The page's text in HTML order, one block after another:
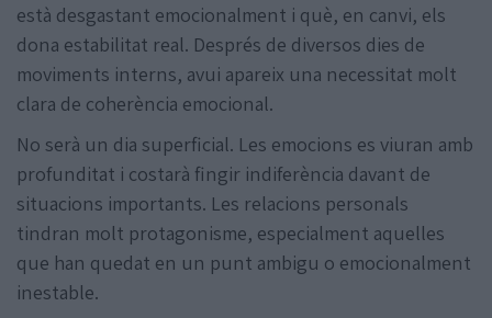
està desgastant emocionalment i què, en canvi, els
dona estabilitat real. Després de diversos dies de
moviments interns, avui apareix una necessitat molt
clara de coherència emocional.
No serà un dia superficial. Les emocions es viuran amb
profunditat i costarà fingir indiferència davant de
situacions importants. Les relacions personals
tindran molt protagonisme, especialment aquelles
que han quedat en un punt ambigu o emocionalment
inestable.